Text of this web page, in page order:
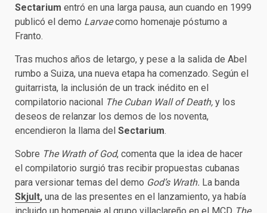
Sectarium entró en una larga pausa, aun cuando en 1999
publicó el demo Larvaecomo homenaje póstumo a
Franto.
Tras muchos años de letargo, y pese a la salida de Abel
rumbo a Suiza, una nueva etapa ha comenzado. Según el
guitarrista, la inclusión de un track inédito en el
compilatorio nacional The Cuban Wall of Death, y los
deseos de relanzar los demos de los noventa,
encendieron la llama del Sectarium.
Sobre The Wrath of God, comenta que la idea de hacer
el compilatorio surgió tras recibir propuestas cubanas
para versionar temas del demo God’s Wrath. La banda
Skjult, una de las presentes en el lanzamiento, ya había